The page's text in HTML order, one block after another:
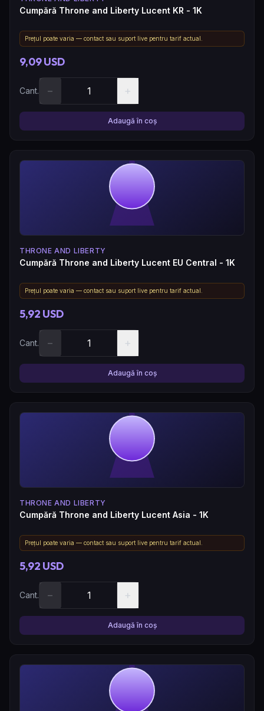
Cumpără Throne and Liberty Lucent KR - 1K
Prețul poate varia — contact sau suport live pentru tarif actual.
9,09 USD
Cant. − +
Adaugă în coș
THRONE AND LIBERTY
Cumpără Throne and Liberty Lucent EU Central - 1K
Prețul poate varia — contact sau suport live pentru tarif actual.
5,92 USD
Cant. − +
Adaugă în coș
THRONE AND LIBERTY
Cumpără Throne and Liberty Lucent Asia - 1K
Prețul poate varia — contact sau suport live pentru tarif actual.
5,92 USD
Cant. − +
Adaugă în coș